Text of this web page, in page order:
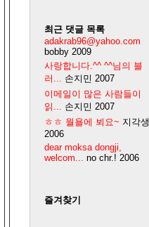
최근 댓글 목록
adakrab96@yahoo.com
bobby 2009
사랑합니다.^^ ^^님의 블
러... 손지민 2007
이메일이 많은 사람들이
읽...
손지민 2007
ㅎㅎ 월욜에 뵈요~ 지각생
2006
dear moksa dongji,
welcom...
no chr.! 2006
즐겨찾기